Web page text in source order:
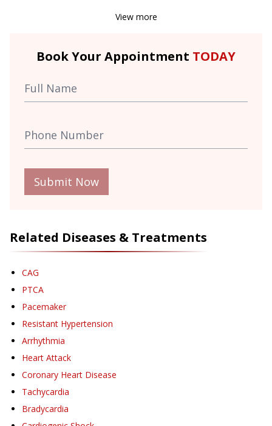
View more
Book Your Appointment TODAY
Submit Now
Related Diseases & Treatments
CAG
PTCA
Pacemaker
Resistant Hypertension
Arrhythmia
Heart Attack
Coronary Heart Disease
Tachycardia
Bradycardia